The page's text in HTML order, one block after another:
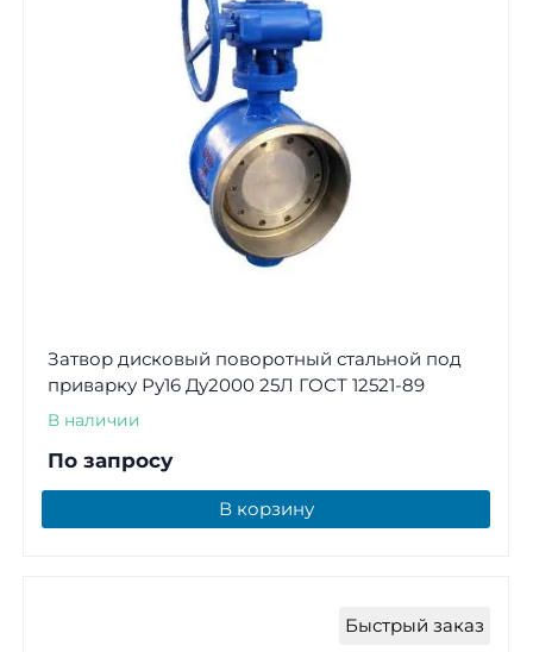
Затвор дисковый поворотный стальной под
приварку Ру16 Ду2000 25Л ГОСТ 12521-89
В наличии
По запросу
В корзину
Быстрый заказ